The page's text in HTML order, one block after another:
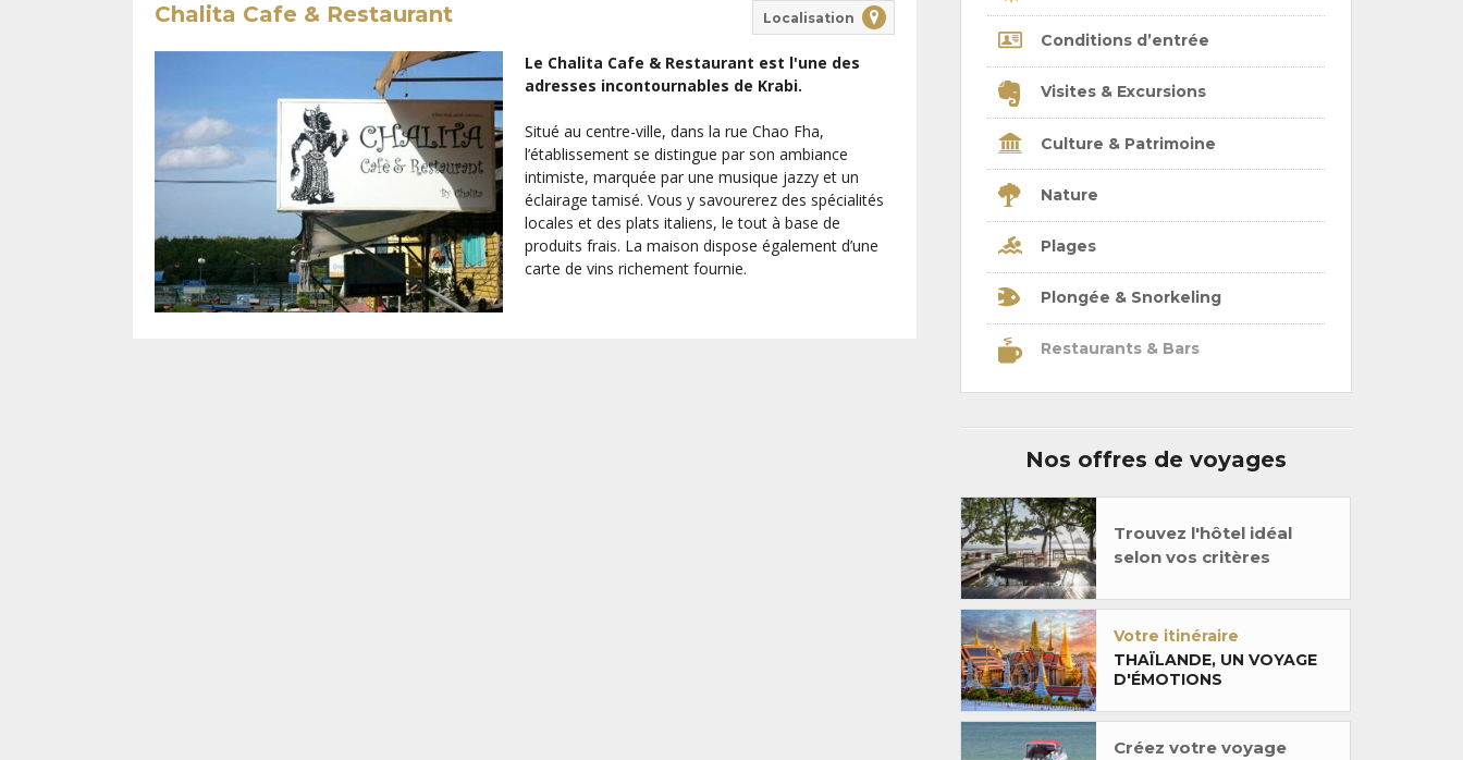
Chalita Cafe & Restaurant Localisation
Le Chalita Cafe & Restaurant est l'une des
adresses incontournables de Krabi.
Situé au centre-ville, dans la rue Chao Fha,
l’établissement se distingue par son ambiance
intimiste, marquée par une musique jazzy et un
éclairage tamisé. Vous y savourerez des spécialités
locales et des plats italiens, le tout à base de
produits frais. La maison dispose également d’une
carte de vins richement fournie.
Conditions d’entrée
Visites & Excursions
Culture & Patrimoine
Nature
Plages
Plongée & Snorkeling
Restaurants & Bars
Nos offres de voyages
Trouvez l'hôtel idéal
selon vos critères
Votre itinéraire
THAÏLANDE, UN VOYAGE
D'ÉMOTIONS
Créez votre voyage